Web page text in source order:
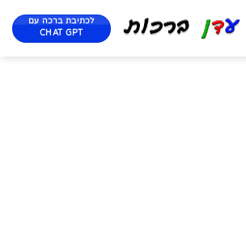
לכתיבת ברכה עם
CHAT GPT